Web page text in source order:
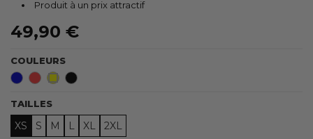
Produit à un prix attractif
49,90 €
COULEURS
BleuCorailJauneNoir
TAILLES
XS S M L XL 2XL